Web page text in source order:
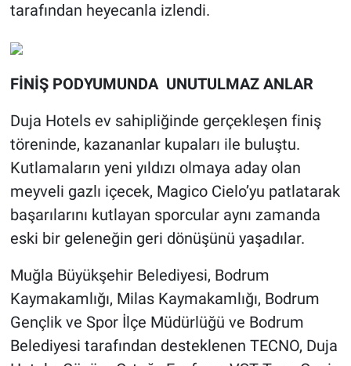
tarafından heyecanla izlendi.
FİNİŞ PODYUMUNDA UNUTULMAZ ANLAR
Duja Hotels ev sahipliğinde gerçekleşen finiş
töreninde, kazananlar kupaları ile buluştu.
Kutlamaların yeni yıldızı olmaya aday olan
meyveli gazlı içecek, Magico Cielo’yu patlatarak
başarılarını kutlayan sporcular aynı zamanda
eski bir geleneğin geri dönüşünü yaşadılar.
Muğla Büyükşehir Belediyesi, Bodrum
Kaymakamlığı, Milas Kaymakamlığı, Bodrum
Gençlik ve Spor İlçe Müdürlüğü ve Bodrum
Belediyesi tarafından desteklenen TECNO, Duja